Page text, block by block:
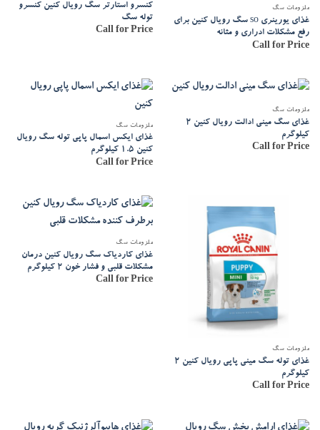
ملزومات سگ
غذای یورینری so سگ رویال کنین برای
رفع مشکلات ادراری و مثانه
Call for Price
کنسرو استارتر سگ رویال کنین کنسرو
توله سگ
Call for Price
ملزومات سگ
غذای سگ مینی ادالت رویال کنین 2
کیلوگرم
Call for Price
ملزومات سگ
غذای ایکس اسمال پاپی توله سگ رویال
کنین 1.5 کیلوگرم
Call for Price
ملزومات سگ
غذای توله سگ مینی پاپی رویال کنین 2
کیلوگرم
Call for Price
ملزومات سگ
غذای کاردیاک سگ رویال کنین درمان
مشکلات قلبی و فشار خون 2 کیلوگرم
Call for Price